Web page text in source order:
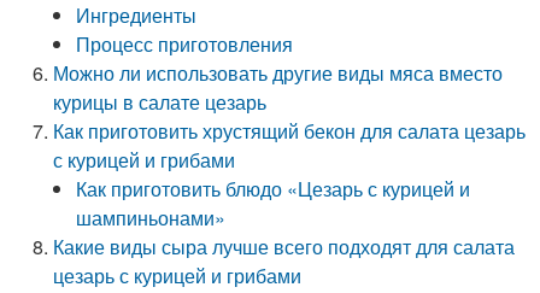
Ингредиенты
Процесс приготовления
Можно ли использовать другие виды мяса вместо
курицы в салате цезарь
Как приготовить хрустящий бекон для салата цезарь
с курицей и грибами
Как приготовить блюдо «Цезарь с курицей и
шампиньонами»
Какие виды сыра лучше всего подходят для салата
цезарь с курицей и грибами